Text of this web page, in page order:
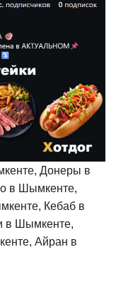
Донеры в
в Шымкенте,
Кебаб в
в Шымкенте,
Айран в